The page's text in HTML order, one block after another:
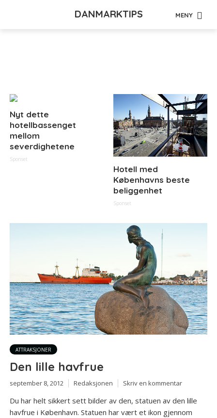
DANMARKTIPS MENY
Nyt dette
hotellbassenget
mellom
severdighetene
Sponset
Hotell med
Københavns beste
beliggenhet
Sponset
ATTRAKSJONER
Den lille havfrue
september 8, 2012 Redaksjonen Skriv en kommentar
Du har helt sikkert sett bilder av den, statuen av den lille
havfrue i København. Statuen har vært et ikon gjennom